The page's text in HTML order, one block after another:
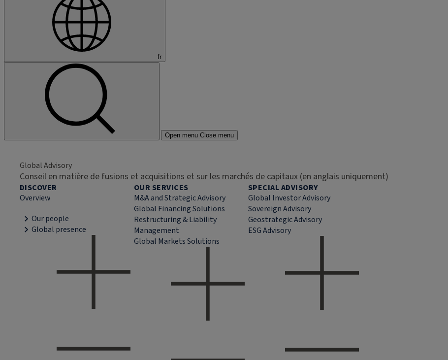
fr
Open menu Close menu
Global Advisory
Conseil en matière de fusions et acquisitions et sur les marchés de capitaux (en anglais uniquement)
DISCOVER
Overview
Our people
Global presence
OUR SERVICES
M&A and Strategic Advisory
Global Financing Solutions
Restructuring & Liability
Management
Global Markets Solutions
SPECIAL ADVISORY
Global Investor Advisory
Sovereign Advisory
Geostrategic Advisory
ESG Advisory